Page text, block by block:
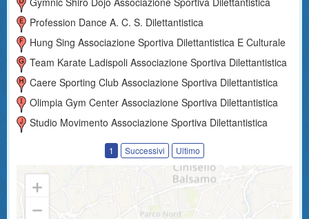
Profession Dance A. C. S. Dilettantistica
Hung Sing Associazione Sportiva Dilettantistica E Culturale
Team Karate Ladispoli Associazione Sportiva Dilettantistica
Caere Sporting Club Associazione Sportiva Dilettantistica
Olimpia Gym Center Associazione Sportiva Dilettantistica
Studio Movimento Associazione Sportiva Dilettantistica
1 Successivi Ultimo